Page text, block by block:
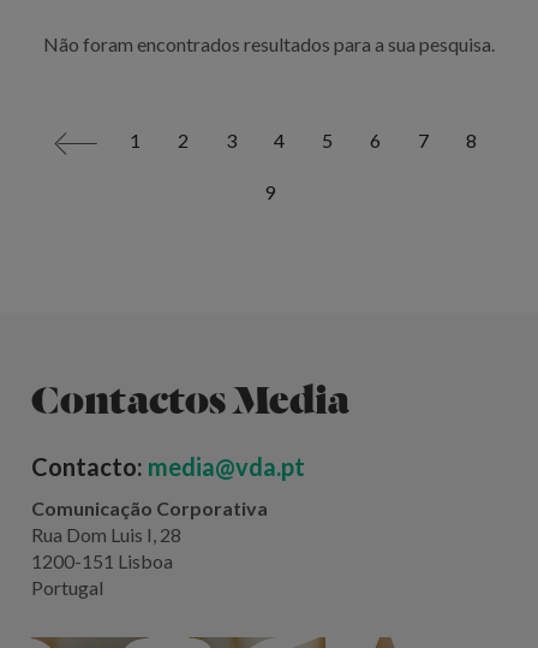
Não foram encontrados resultados para a sua pesquisa.
< 1 2 3 4 5 6 7 8
9
Contactos Media
Contacto: media@vda.pt
Comunicação Corporativa
Rua Dom Luis I, 28
1200-151 Lisboa
Portugal